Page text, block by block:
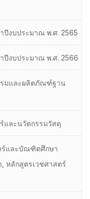
ปีงบประมาณ พ.ศ. 2565
ปีงบประมาณ พ.ศ. 2566
รมและผลิตภัณฑ์ฐาน
และนวัตกรรมวัสดุ
ร์และบัณฑิตศึกษา
หลักสูตรเวชศาสตร์